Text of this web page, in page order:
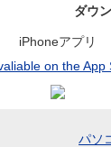
ダウ
iPhoneアプリ
パソ